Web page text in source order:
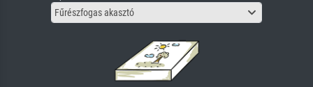
Fűrészfogas akasztó